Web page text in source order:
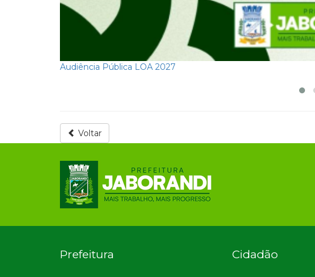
Audiência Pública LOA 2027
Programa de Recuperação Fiscal
Voltar
Prefeitura Cidadão